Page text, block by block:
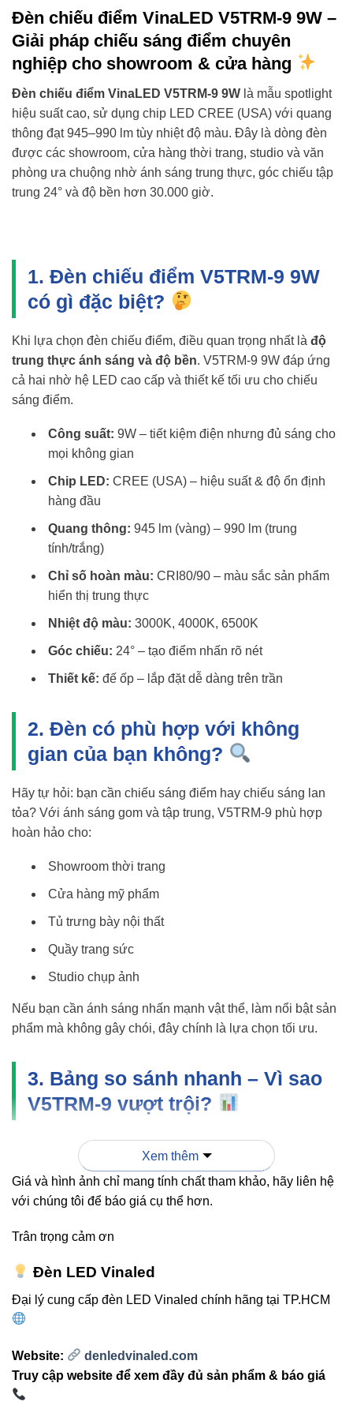
Đèn chiếu điểm VinaLED V5TRM-9 9W –
Giải pháp chiếu sáng điểm chuyên
nghiệp cho showroom & cửa hàng
Đèn chiếu điểm VinaLED V5TRM-9 9W là mẫu spotlight
hiệu suất cao, sử dụng chip LED CREE (USA) với quang
thông đạt 945–990 lm tùy nhiệt độ màu. Đây là dòng đèn
được các showroom, cửa hàng thời trang, studio và văn
phòng ưa chuộng nhờ ánh sáng trung thực, góc chiếu tập
trung 24° và độ bền hơn 30.000 giờ.
1. Đèn chiếu điểm V5TRM-9 9W
có gì đặc biệt?
Khi lựa chọn đèn chiếu điểm, điều quan trọng nhất là độ
trung thực ánh sáng và độ bền. V5TRM-9 9W đáp ứng
cả hai nhờ hệ LED cao cấp và thiết kế tối ưu cho chiếu
sáng điểm.
Công suất: 9W – tiết kiệm điện nhưng đủ sáng cho
mọi không gian
Chip LED: CREE (USA) – hiệu suất & độ ổn định
hàng đầu
Quang thông: 945 lm (vàng) – 990 lm (trung
tính/trắng)
Chỉ số hoàn màu: CRI80/90 – màu sắc sản phẩm
hiển thị trung thực
Nhiệt độ màu: 3000K, 4000K, 6500K
Góc chiếu: 24° – tạo điểm nhấn rõ nét
Thiết kế: đế ốp – lắp đặt dễ dàng trên trần
2. Đèn có phù hợp với không
gian của bạn không?
Hãy tự hỏi: bạn cần chiếu sáng điểm hay chiếu sáng lan
tỏa? Với ánh sáng gom và tập trung, V5TRM-9 phù hợp
hoàn hảo cho:
Showroom thời trang
Cửa hàng mỹ phẩm
Tủ trưng bày nội thất
Quầy trang sức
Studio chụp ảnh
Nếu bạn cần ánh sáng nhấn mạnh vật thể, làm nổi bật sản
phẩm mà không gây chói, đây chính là lựa chọn tối ưu.
3. Bảng so sánh nhanh – Vì sao
V5TRM-9 vượt trội?
TIÊU CHÍ
V5TRM-9
ĐÈN SPOTLIGHT PHỔ
Chip
CREE
OEM không rõ nguồn
Độ hoàn
CRI
thông
lm
Xem thêm
Giá và hình ảnh chỉ mang tính chất tham khảo, hãy liên hệ
với chúng tôi để báo giá cụ thể hơn.
Trân trọng cảm ơn
Đèn LED Vinaled
Đại lý cung cấp đèn LED Vinaled chính hãng tại TP.HCM
Website:
denledvinaled.com
Truy cập website để xem đầy đủ sản phẩm & báo giá